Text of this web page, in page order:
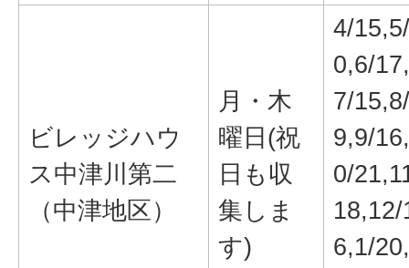
ビレッジハウ
ス中津川第二
（中津地区）
月・木
曜日(祝
日も収
集しま
す)
4/
0,6/17,
7/
9,9/
0/
18,12/
6,1/20,